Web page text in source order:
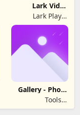
Lark Video
Player
Lark Player
Studio - Video,
MP4 & Music
Player
Gallery - Photo
Album
Tools &
Productivity App